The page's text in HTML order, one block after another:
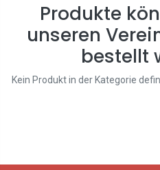
Produkte
unseren
bestellt
Kein Produkt in der Kategorie